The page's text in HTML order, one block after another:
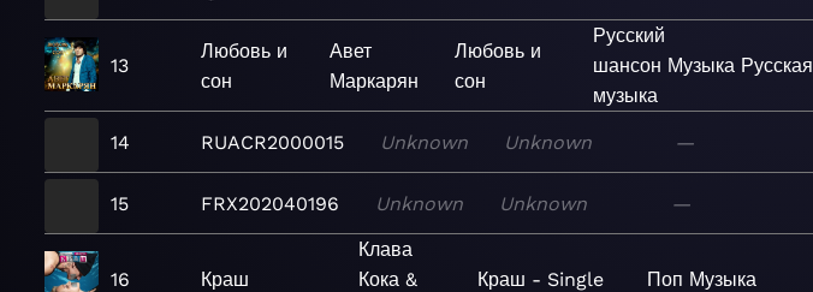
13
Любовь и
сон
Авет
Маркарян
Любовь и
сон
Русский
шансон Музыка Русская
музыка
14 RUACR2000015 Unknown Unknown —
15 FRX202040196 Unknown Unknown —
16 Краш
Клава
Кока &
Краш - Single Поп Музыка